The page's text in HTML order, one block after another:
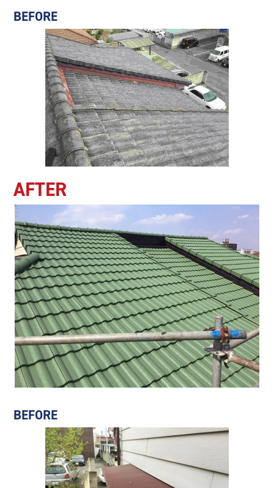
BEFORE
AFTER
BEFORE